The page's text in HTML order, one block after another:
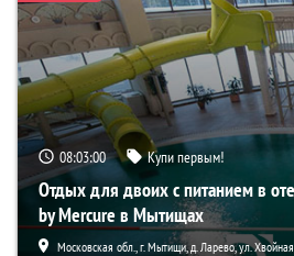
08:02:59 Купи первым!
Отдых для двоих с питанием в
by Mercure в Мытищах
Московская обл., г. Мытищи, д. Ларево, ул.